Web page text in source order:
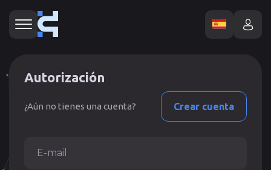
Autorización
¿Aún no tienes una cuenta? Crear cuenta